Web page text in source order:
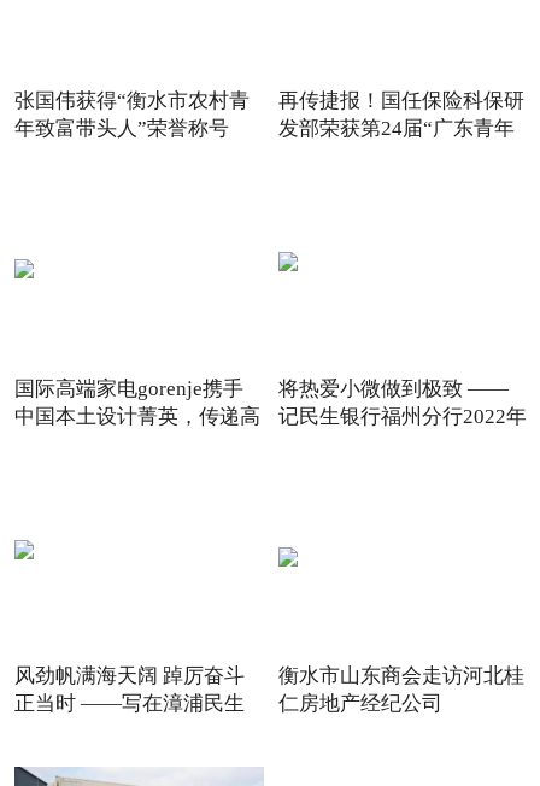
张国伟获得“衡水市农村青
年致富带头人”荣誉称号
再传捷报！国任保险科保研
发部荣获第24届“广东青年
国际高端家电gorenje携手
中国本土设计菁英，传递高
将热爱小微做到极致 ——
记民生银行福州分行2022年
风劲帆满海天阔 踔厉奋斗
正当时 ——写在漳浦民生
衡水市山东商会走访河北桂
仁房地产经纪公司